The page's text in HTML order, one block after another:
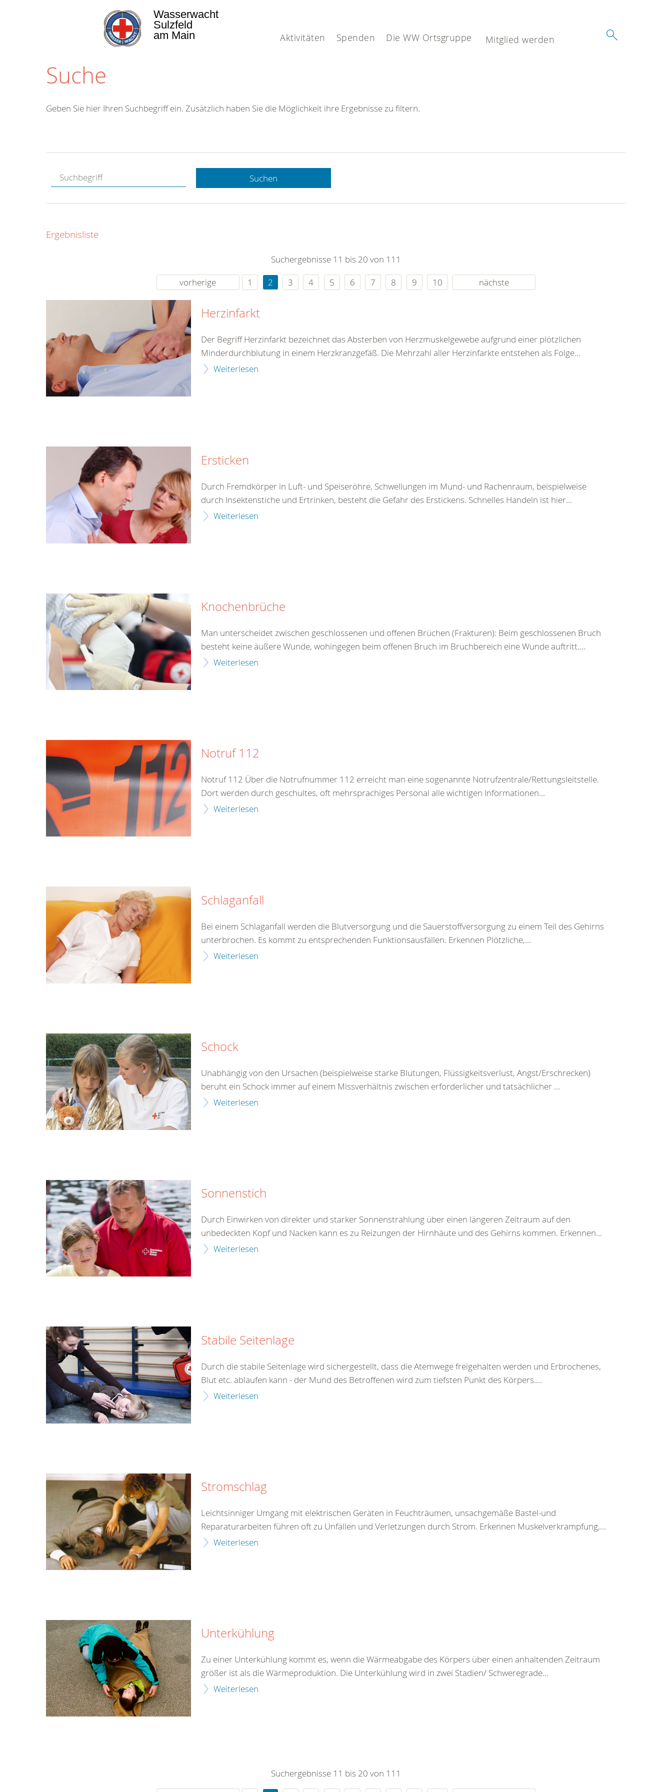
Aktivitäten Spenden Die WW Ortsgruppe Mitglied werden
Wasserwacht
Sulzfeld
am Main
Suche
Hotline.
gerne.
rund um die Uhr
Geben Sie hier Ihren Suchbegriff ein. Zusätzlich haben Sie die Möglichkeit ihre Ergebnisse zu filtern.
Suchen
Ergebnisliste
Suchergebnisse 11 bis 20 von 111
vorherige
1 2 3 4 5 6 7 8 9 10 nächste
Herzinfarkt
Der Begriff Herzinfarkt bezeichnet das Absterben von Herzmuskelgewebe aufgrund einer plötzlichen
Minderdurchblutung in einem Herzkranzgefäß. Die Mehrzahl aller Herzinfarkte entstehen als Folge...
Weiterlesen
Ersticken
Durch Fremdkörper in Luft- und Speiseröhre, Schwellungen im Mund- und Rachenraum, beispielweise
durch Insektenstiche und Ertrinken, besteht die Gefahr des Erstickens. Schnelles Handeln ist hier...
Weiterlesen
Knochenbrüche
Man unterscheidet zwischen geschlossenen und offenen Brüchen (Frakturen): Beim geschlossenen Bruch
besteht keine äußere Wunde, wohingegen beim offenen Bruch im Bruchbereich eine Wunde auftritt....
Weiterlesen
Notruf 112
Notruf 112 Über die Notrufnummer 112 erreicht man eine sogenannte Notrufzentrale/Rettungsleitstelle.
Dort werden durch geschultes, oft mehrsprachiges Personal alle wichtigen Informationen...
Weiterlesen
Schlaganfall
Bei einem Schlaganfall werden die Blutversorgung und die Sauerstoffversorgung zu einem Teil des Gehirns
unterbrochen. Es kommt zu entsprechenden Funktionsausfällen. Erkennen Plötzliche,...
Weiterlesen
Schock
Unabhängig von den Ursachen (beispielweise starke Blutungen, Flüssigkeitsverlust, Angst/Erschrecken)
beruht ein Schock immer auf einem Missverhältnis zwischen erforderlicher und tatsächlicher ...
Weiterlesen
Sonnenstich
Durch Einwirken von direkter und starker Sonnenstrahlung über einen längeren Zeitraum auf den
unbedeckten Kopf und Nacken kann es zu Reizungen der Hirnhäute und des Gehirns kommen. Erkennen...
Weiterlesen
Stabile Seitenlage
Durch die stabile Seitenlage wird sichergestellt, dass die Atemwege freigehalten werden und Erbrochenes,
Blut etc. ablaufen kann - der Mund des Betroffenen wird zum tiefsten Punkt des Körpers....
Weiterlesen
Stromschlag
Leichtsinniger Umgang mit elektrischen Geräten in Feuchträumen, unsachgemäße Bastel-und
Reparaturarbeiten führen oft zu Unfällen und Verletzungen durch Strom. Erkennen Muskelverkrampfung,...
Weiterlesen
Unterkühlung
Zu einer Unterkühlung kommt es, wenn die Wärmeabgabe des Körpers über einen anhaltenden Zeitraum
größer ist als die Wärmeproduktion. Die Unterkühlung wird in zwei Stadien/ Schweregrade...
Weiterlesen
Suchergebnisse 11 bis 20 von 111